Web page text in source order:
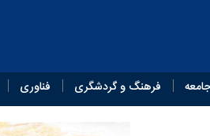
جامعه فرهنگ و گردشگری فناوری